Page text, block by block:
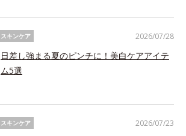
スキンケア
日差し強まる夏のピンチに！美白ケアアイテ
ム5選
2026/07/28
スキンケア 2026/07/23